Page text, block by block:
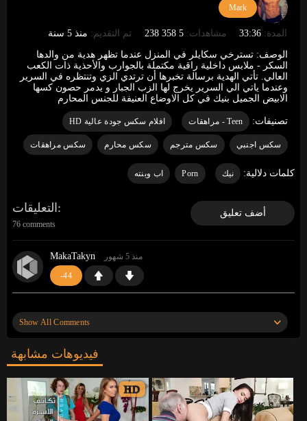
Mark
المدة: 33:36 مشاهدات:5 358 238 تم التقديم: منذ 5 سنة
الوصف: تسترخي سكايلر في المنزل عندما تظهر هدية من والدها
السكر - ملابس داخلية راقية مكتملة بالجوارب والأحذية ذات الكعب
العالي. تأتي الهدية برسالة تخبرها أن ترتدي الزي وتنتظره في السرير
وعندما ياتي الي السرير يخرج لها الزب الجبار و يدمر حصون كسها
الابيض الجميل بنيك في كل الاوضاع العنيفة للجنس المحارم
تصنيفات: Teen - مراهقات افلام سكس جودة عالية HD
سكس اجنبي سكس مترجم سكس محارم سكس مراهقات
كلمات دلالية: نيك Porn اب وبنته
أضف تعليق التعليقات
76 comments
-44
MakaTakyn منذ 5 شهور
موقعًا أن آلاف الفتيات العازبات ينتظرن ممارسة الجنس.
انظروا إليهم»
MakaTakyn
«
«
https://gosex69/rajt2
وقف قبالة النطر. أعرف موقعًا
أن آلاف الفتيات العازبات ينتظرن ممارسة الجنس. انظروا
Show All Comments
فيديوهات مشابهة
HD